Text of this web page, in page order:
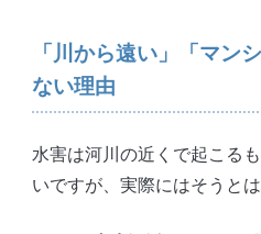
「川から遠い」「マン
ない理由
水害は河川の近くで起こる
いですが、実際にはそうとは